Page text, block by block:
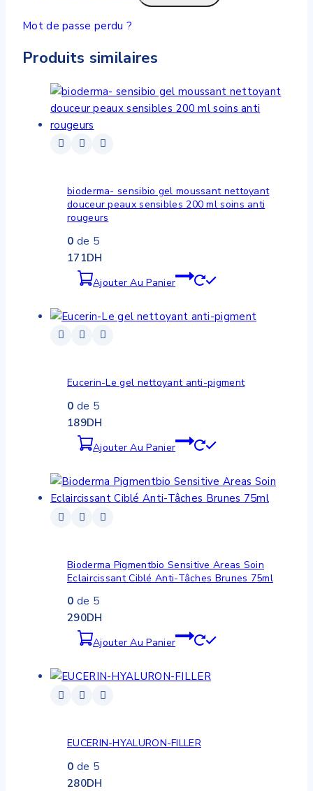
Mot de passe perdu ?
Produits similaires
bioderma- sensibio gel moussant nettoyant
douceur peaux sensibles 200 ml soins anti
rougeurs
0 de 5
171DH
Ajouter Au Panier
Eucerin-Le gel nettoyant anti-pigment
0 de 5
189DH
Ajouter Au Panier
Bioderma Pigmentbio Sensitive Areas Soin
Eclaircissant Ciblé Anti-Tâches Brunes 75ml
0 de 5
290DH
Ajouter Au Panier
EUCERIN-HYALURON-FILLER
0 de 5
280DH